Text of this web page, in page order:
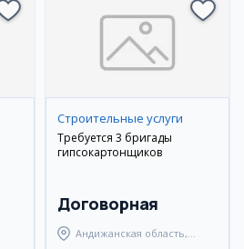
Строительные услуги
Требуется 3 бригады
гипсокартонщиков
Договорная
Андижанская область,